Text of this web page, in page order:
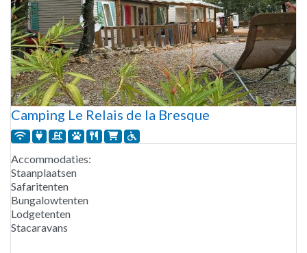
Camping Le Relais de la Bresque
Accommodaties:
Staanplaatsen
Safaritenten
Bungalowtenten
Lodgetenten
Stacaravans